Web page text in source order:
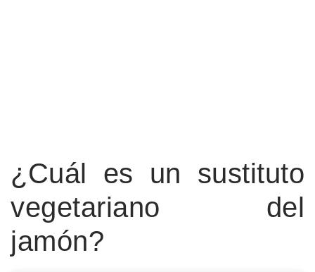
¿Cuál es un sustituto
vegetariano del
jamón?